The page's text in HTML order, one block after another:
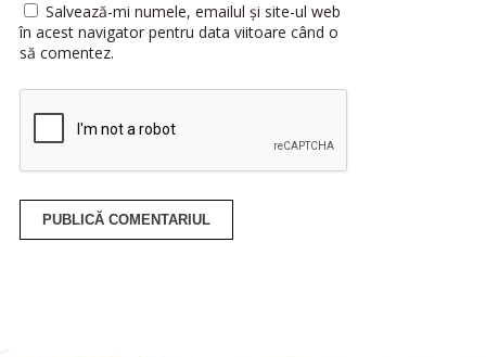
Salvează-mi numele, emailul și site-ul web
în acest navigator pentru data viitoare când o
să comentez.